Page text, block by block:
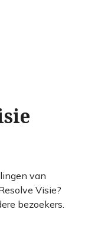
van
Visie?
bezoekers.